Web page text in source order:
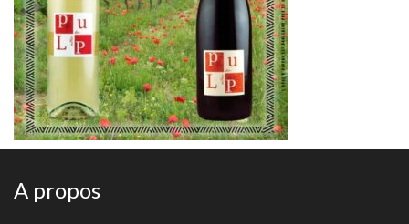
A propos